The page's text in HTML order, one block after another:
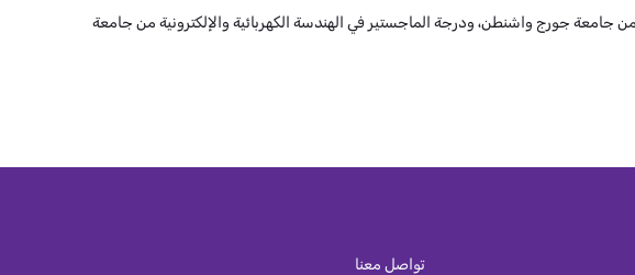
جورج واشنطن، ودرجة الماجستير في الهندسة الكهربائية والإلكترونية من جامعة
تواصل معنا